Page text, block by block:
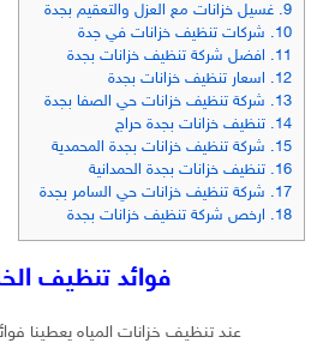
9. غسيل خزانات مع العزل والتعقيم بجدة
10.
شركات تنظيف خزانات في جدة
11.
افضل شركة تنظيف خزانات بجدة
12.
اسعار تنظيف خزانات بجدة
13.
شركة تنظيف خزانات حي الصفا بجدة
14. تنظيف خزانات بجدة حراج
15.
شركة تنظيف خزانات بجدة المحمدية
16. تنظيف خزانات بجدة الحمدانية
17.
شركة تنظيف خزانات حي السامر بجدة
18.
ارخص شركة تنظيف خزانات بجدة
فوائد تنظيف
عند تنظيف خزانات المياه يعطينا